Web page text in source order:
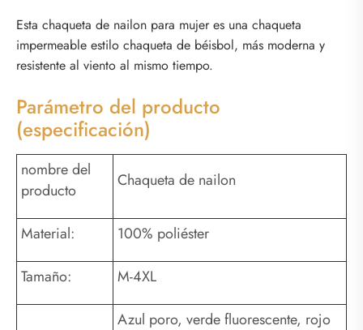
Esta chaqueta de nailon para mujer es una chaqueta
impermeable estilo chaqueta de béisbol, más moderna y
resistente al viento al mismo tiempo.
Parámetro del producto
(especificación)
nombre del
producto
Chaqueta de nailon
Material: 100% poliéster
Tamaño: M-4XL
Azul poro, verde fluorescente, rojo